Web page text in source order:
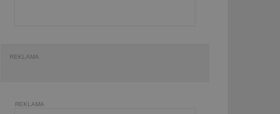
REKLAMA
REKLAMA